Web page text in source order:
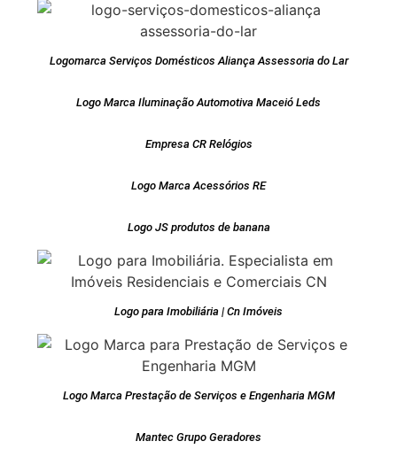
Logomarca Serviços Domésticos Aliança Assessoria do Lar
Logo Marca Iluminação Automotiva Maceió Leds
Empresa CR Relógios
Logo Marca Acessórios RE
Logo JS produtos de banana
Logo para Imobiliária | Cn Imóveis
Logo Marca Prestação de Serviços e Engenharia MGM
Mantec Grupo Geradores